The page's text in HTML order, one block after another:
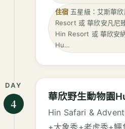
住宿 五星級：艾斯華
Resort 或 華欣安凡尼
Hin Resort 或 華欣安
Hu…
DAY
4
華欣野生動物園
Hin Safari &
+大象秀+老虎秀+